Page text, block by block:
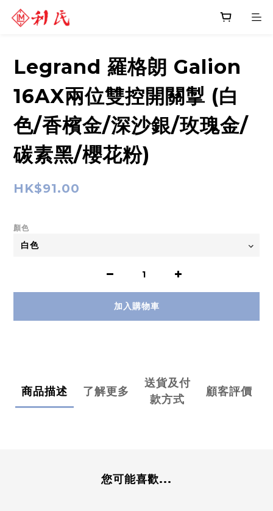
Legrand 羅格朗 Galion
16AX兩位雙控開關掣 (白
色/香檳金/深沙銀/玫瑰金/
碳素黑/櫻花粉)
HK$91.00
顏色
加入購物車
商品描述 了解更多
送貨及付
款方式
顧客評價
您可能喜歡...